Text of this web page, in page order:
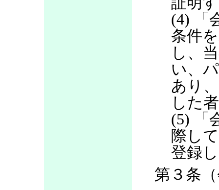
(4) 「
条件
し、
い、
あり
した
(5) 「
際し
登録
第３条